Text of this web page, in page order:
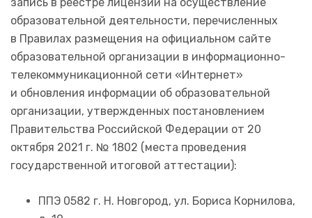
образовательной деятельности, перечисленных
в Правилах размещения на официальном сайте
образовательной организации в информационно-
телекоммуникационной сети «Интернет»
и обновления информации об образовательной
организации, утвержденных постановлением
Правительства Российской Федерации от 20
октября 2021 г. № 1802 (места проведения
государственной итоговой аттестации):
ППЭ 0582 г. Н. Новгород, ул. Бориса Корнилова,